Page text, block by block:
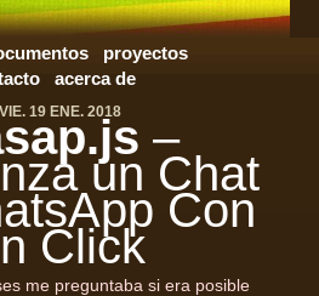
proyectos
acerca de
VIE. 19 ENE. 2018 –
un Chat
Con
Click
me preguntaba si era posible